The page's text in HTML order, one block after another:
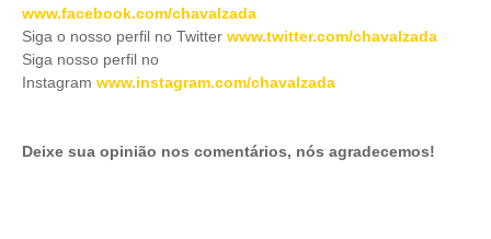
www.facebook.com/chavalzada
Siga o nosso perfil no Twitter www.twitter.com/chavalzada
Siga nosso perfil no
Instagram www.instagram.com/chavalzada
Deixe sua opinião nos comentários, nós agradecemos!